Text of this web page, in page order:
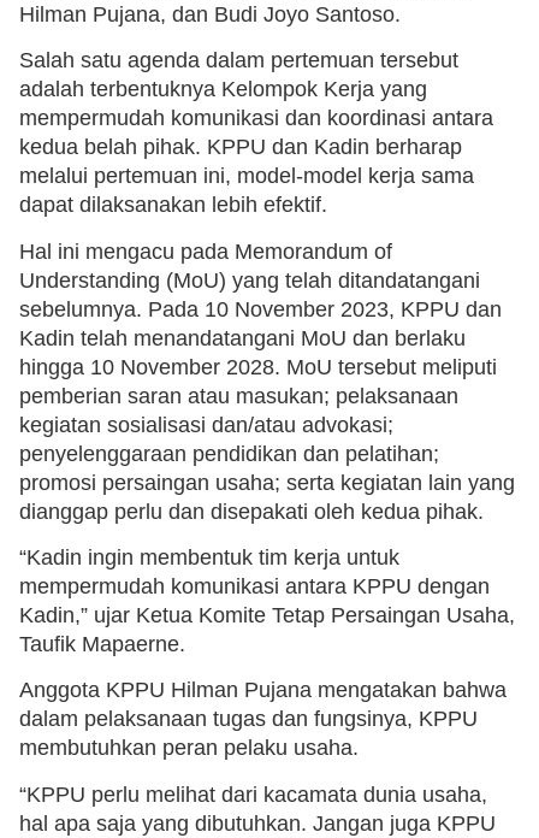
Hilman Pujana, dan Budi Joyo Santoso.
Salah satu agenda dalam pertemuan tersebut
adalah terbentuknya Kelompok Kerja yang
mempermudah komunikasi dan koordinasi antara
kedua belah pihak. KPPU dan Kadin berharap
melalui pertemuan ini, model-model kerja sama
dapat dilaksanakan lebih efektif.
Hal ini mengacu pada Memorandum of
Understanding (MoU) yang telah ditandatangani
sebelumnya. Pada 10 November 2023, KPPU dan
Kadin telah menandatangani MoU dan berlaku
hingga 10 November 2028. MoU tersebut meliputi
pemberian saran atau masukan; pelaksanaan
kegiatan sosialisasi dan/atau advokasi;
penyelenggaraan pendidikan dan pelatihan;
promosi persaingan usaha; serta kegiatan lain yang
dianggap perlu dan disepakati oleh kedua pihak.
“Kadin ingin membentuk tim kerja untuk
mempermudah komunikasi antara KPPU dengan
Kadin,” ujar Ketua Komite Tetap Persaingan Usaha,
Taufik Mapaerne.
Anggota KPPU Hilman Pujana mengatakan bahwa
dalam pelaksanaan tugas dan fungsinya, KPPU
membutuhkan peran pelaku usaha.
“KPPU perlu melihat dari kacamata dunia usaha,
hal apa saja yang dibutuhkan. Jangan juga KPPU